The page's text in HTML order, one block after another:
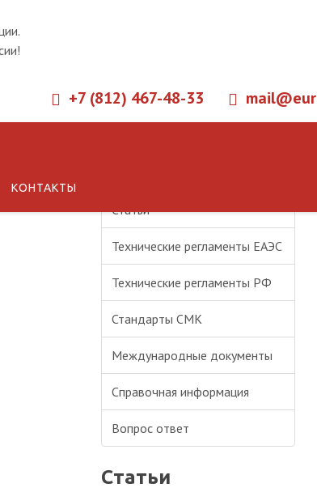
+7 (812) 467-48-33
КОНТАКТЫ
Статьи
Технические регламенты ЕАЭС
Технические регламенты РФ
Стандарты СМК
Международные документы
Справочная информация
Вопрос ответ
Статьи